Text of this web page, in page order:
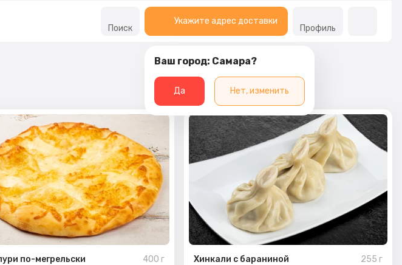
Поиск
Укажите адрес доставки
Ваш город: Самара?
Да Нет, изменить
Профиль
по-мегрельски 400 г Хинкали с бараниной 255 г